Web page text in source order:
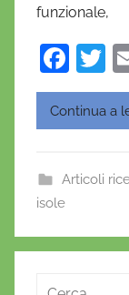
funzionale,
F
a
c
b
o
k
T
w
Continua a
Articoli
isole
Ricerca